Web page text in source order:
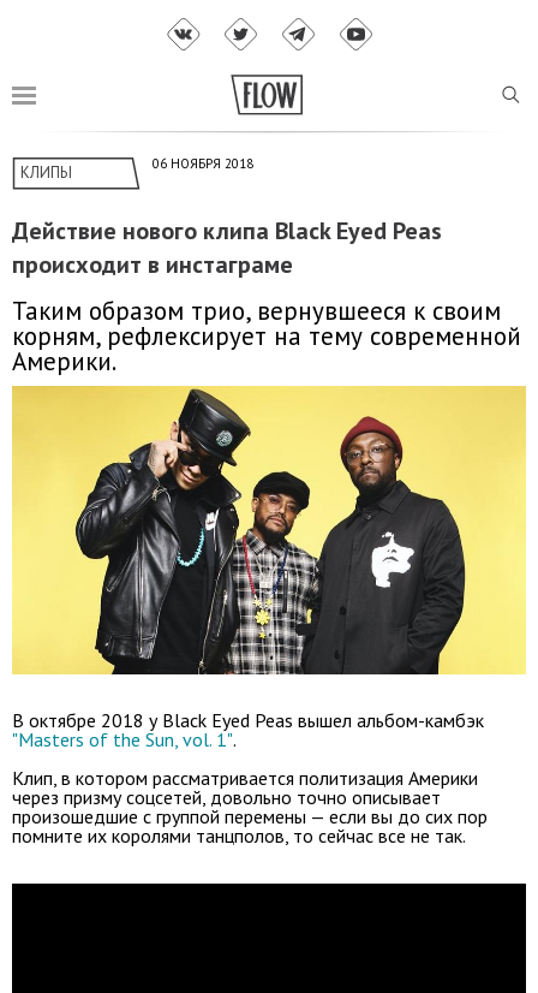
КЛИПЫ 06 НОЯБРЯ 2018
Действие нового клипа Black Eyed Peas
происходит в инстаграме
Таким образом трио, вернувшееся к своим
корням, рефлексирует на тему современной
Америки.
В октябре 2018 у Black Eyed Peas вышел альбом-камбэк
"Masters of the Sun, vol. 1".
Клип, в котором рассматривается политизация Америки
через призму соцсетей, довольно точно описывает
произошедшие с группой перемены — если вы до сих пор
помните их королями танцполов, то сейчас все не так.